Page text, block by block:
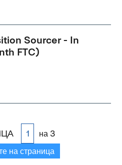
Sourcer - In
FTC)
на 3
на страница